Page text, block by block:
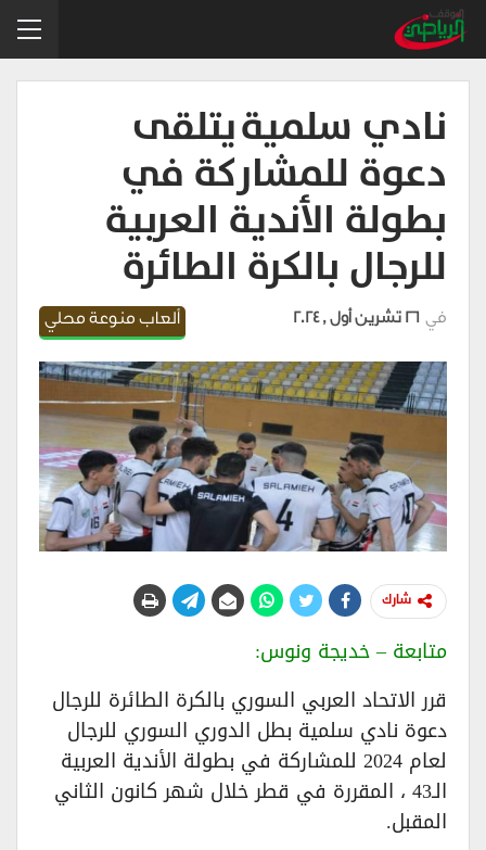
نادي سلمية يتلقى
دعوة للمشاركة في
بطولة الأندية العربية
للرجال بالكرة الطائرة
ألعاب منوعة محلي في 26 تشرين أول , 2024
شارك
متابعة – خديجة ونوس:
قرر الاتحاد العربي السوري بالكرة الطائرة للرجال
دعوة نادي سلمية بطل الدوري السوري للرجال
لعام 2024 للمشاركة في بطولة الأندية العربية
الـ43 ، المقررة في قطر خلال شهر كانون الثاني
المقبل.